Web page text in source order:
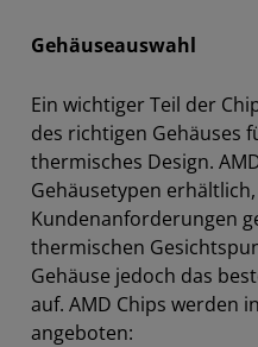
Gehäuseauswahl
Ein wichtiger Teil der
des richtigen Gehäuses
thermisches Design.
Gehäusetypen
Kundenanforderungen
thermischen
Gehäuse jedoch das
auf. AMD Chips werden
angeboten: